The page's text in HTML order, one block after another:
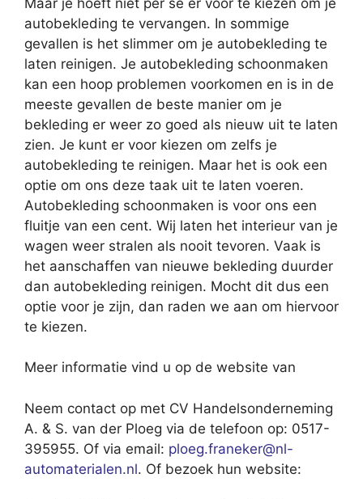
autobekleding te vervangen. In sommige
gevallen is het slimmer om je autobekleding te
laten reinigen. Je autobekleding schoonmaken
kan een hoop problemen voorkomen en is in de
meeste gevallen de beste manier om je
bekleding er weer zo goed als nieuw uit te laten
zien. Je kunt er voor kiezen om zelfs je
autobekleding te reinigen. Maar het is ook een
optie om ons deze taak uit te laten voeren.
Autobekleding schoonmaken is voor ons een
fluitje van een cent. Wij laten het interieur van je
wagen weer stralen als nooit tevoren. Vaak is
het aanschaffen van nieuwe bekleding duurder
dan autobekleding reinigen. Mocht dit dus een
optie voor je zijn, dan raden we aan om hiervoor
te kiezen.
Meer informatie vind u op de website van
Neem contact op met CV Handelsonderneming
A. & S. van der Ploeg via de telefoon op: 0517-
395955. Of via email: ploeg.franeker@nl-
automaterialen.nl. Of bezoek hun website: